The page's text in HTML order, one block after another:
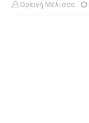
Ορεινή Μέλισσα